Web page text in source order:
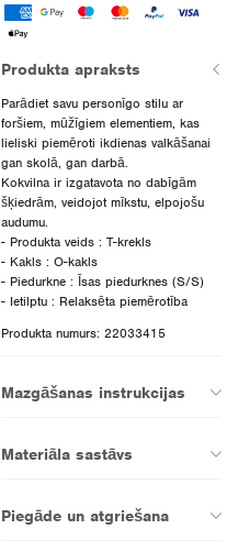
Produkta apraksts
Parādiet savu personīgo stilu ar
foršiem, mūžīgiem elementiem, kas
lieliski piemēroti ikdienas valkāšanai
gan skolā, gan darbā.
Kokvilna ir izgatavota no dabīgām
šķiedrām, veidojot mīkstu, elpojošu
audumu.
- Produkta veids : T-krekls
- Kakls : O-kakls
- Piedurkne : Īsas piedurknes (S/S)
- Ietilptu : Relaksēta piemērotība
Produkta numurs: 22033415
Mazgāšanas instrukcijas
Materiāla sastāvs
Piegāde un atgriešana